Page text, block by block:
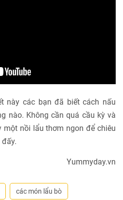
này các bạn đã biết cách nấu
nào. Không cần quá cầu kỳ và
nồi lẩu thơm ngon để chiêu
Yummyday.vn
các món lẩu bò